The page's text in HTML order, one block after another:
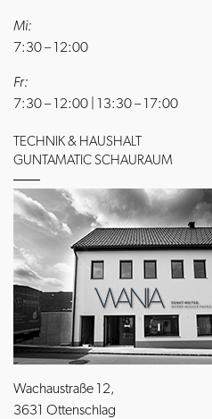
Mi:
7:30 – 12:00
Fr:
7:30 – 12:00 | 13:30 – 17:00
TECHNIK & HAUSHALT
GUNTAMATIC SCHAURAUM
Wachaustraße 12,
3631 Ottenschlag